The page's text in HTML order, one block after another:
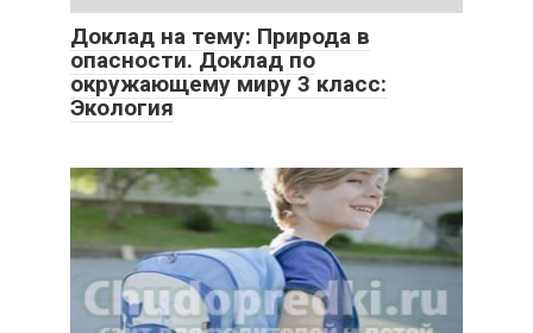
Доклад на тему: Природа в
опасности. Доклад по
окружающему миру 3 класс:
Экология